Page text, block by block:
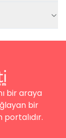
bir araya
bir